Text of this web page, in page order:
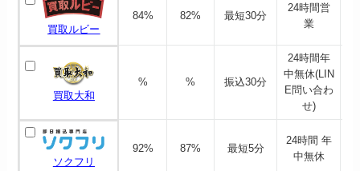
買取ルビー
84% 82% 最短30分
24時間営
業
買取大和
% % 振込30分
24時間年
中無休(LIN
E問い合わ
せ)
ソクフリ
92% 87% 最短5分
24時間 年
中無休